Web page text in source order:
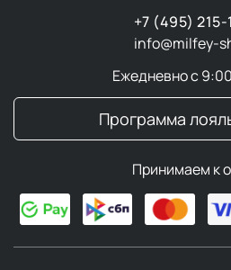
+7 (495)
info@milfey-
Ежедневно с
Программа
Принимаем к